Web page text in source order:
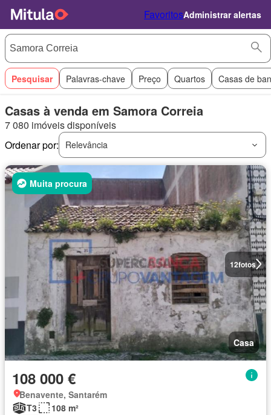
FavoritosAdministrar alertas
Pesquisar Palavras-chave Preço Quartos Casas de
Casas à venda em Samora Correia
7 080 imóveis disponíveis
Ordenar por:
Relevância
12fotos
Muita procura
Casa
108 000 €
Benavente, Santarém
T3
108 m²